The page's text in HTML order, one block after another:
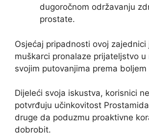
dugoročnom održavanju
prostate.
Osjećaj pripadnosti ovoj zajednici
muškarci pronalaze prijateljstvo u
svojim putovanjima prema boljem
Dijeleći svoja iskustva, korisnici
potvrđuju učinkovitost
druge da poduzmu proaktivne
dobrobit.